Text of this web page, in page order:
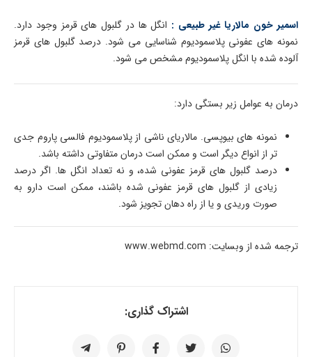
اسمیر خون مالاریا غیر طبیعی : انگل ها در گلبول های قرمز وجود دارد.
نمونه های عفونی پلاسمودیوم شناسایی می شود. درصد گلبول های قرمز
آلوده شده با انگل پلاسمودیوم مشخص می شود.
درمان به عوامل زیر بستگی دارد:
نمونه های بیوپسی. مالاریای ناشی از پلاسمودیوم فالسی پاروم جدی
تر از انواع دیگر است و ممکن است درمان متفاوتی داشته باشد.
درصد گلبول های قرمز عفونی شده، و نه تعداد انگل ها. اگر درصد
زیادی از گلبول های قرمز عفونی شده باشند، ممکن است دارو به
صورت وریدی و یا از راه دهان تجویز شود.
ترجمه شده از وبسایت: www.webmd.com
اشتراک گذاری: